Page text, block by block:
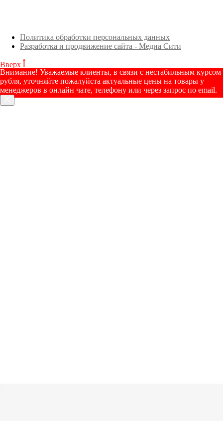
Политика обработки персональных данных
Разработка и продвижение сайта - Медиа Сити
Вверх
Внимание! Уважаемые клиенты, в связи с нестабильным курсом
рубля, уточняйте пожалуйста актуальные цены на товары у
менеджеров в онлайн чате, телефону или через запрос по email.